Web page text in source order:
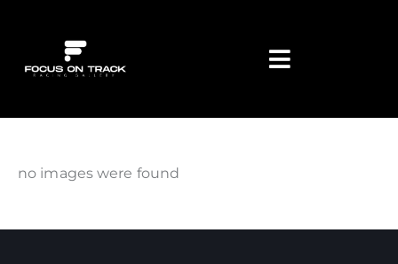
no images were found